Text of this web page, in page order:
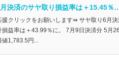
決済のサヤ取り損益率は＋15.45
援クリックをお願いします⇛ サヤ取り6月
損益率は＋43.99％に。 7月9日決済分 5
値1,783.5円...